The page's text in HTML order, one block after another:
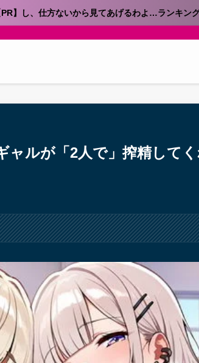
】し、仕方ないから見てあげるわよ…ランキン
ャルが「2人で」搾精して